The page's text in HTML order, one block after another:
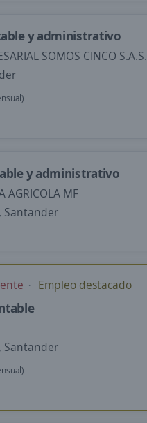
y administrativo
SOMOS CINCO S.A.S.
y administrativo
AGRICOLA MF
Santander
Empleo destacado
Santander